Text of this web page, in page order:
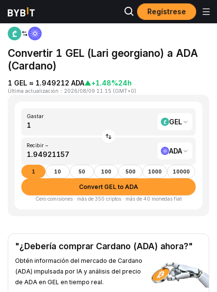
Regístrese
Inicio GEL to ADA
Convertir 1 GEL (Lari georgiano) a ADA
(Cardano)
1 GEL ≈ 1.949212 ADA▲+1.48%24h
Última actualización ： 2026/08/09 11:15 (GMT+0)
Gastar
GEL
Recibir ~
ADA
1 10 50 100 500 1000 10000
Convert GEL to ADA
Cero comisiones · más de 350 criptos · más de 40 monedas fiat
"¿Debería comprar Cardano (ADA) ahora?"
Obtén información del mercado de Cardano
(ADA) impulsada por IA y análisis del precio
de ADA en GEL en tiempo real.